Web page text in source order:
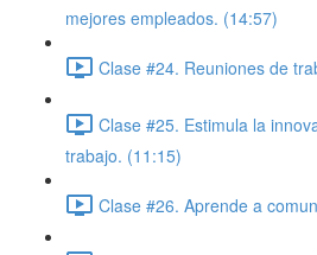
mejores empleados. (14:57)
Clase #24. Reuniones de
Clase #25. Estimula la
trabajo. (11:15)
Clase #26. Aprende a